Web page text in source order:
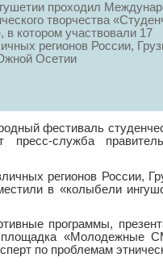
проходил
творчества
в котором участвовали 17
регионов России,
Осетии
фестиваль
служба
регионов России,
в «колыбели
программы,
площадка «Молодежные
по проблемам